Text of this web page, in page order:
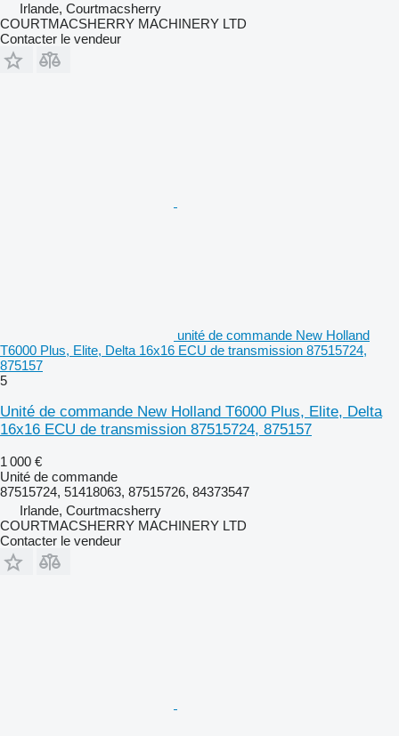
Irlande, Courtmacsherry
COURTMACSHERRY MACHINERY LTD
Contacter le vendeur
unité de commande New Holland
T6000 Plus, Elite, Delta 16x16 ECU de transmission 87515724,
875157
5
Unité de commande New Holland T6000 Plus, Elite, Delta
16x16 ECU de transmission 87515724, 875157
1 000 €
Unité de commande
87515724, 51418063, 87515726, 84373547
Irlande, Courtmacsherry
COURTMACSHERRY MACHINERY LTD
Contacter le vendeur